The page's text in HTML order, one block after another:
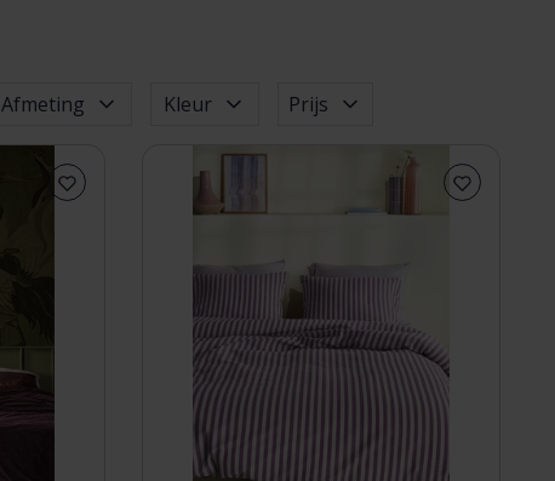
Afmeting Kleur Prijs